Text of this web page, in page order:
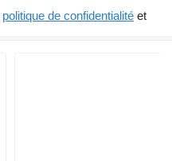
politique de confidentialité et